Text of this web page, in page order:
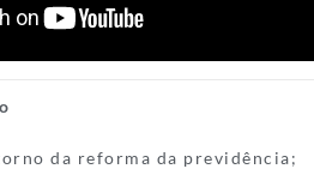
da reforma da previdência;